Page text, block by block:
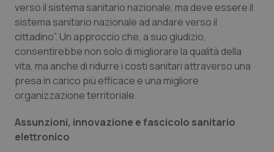
verso il sistema sanitario nazionale, ma deve essere il
sistema sanitario nazionale ad andare verso il
cittadino”. Un approccio che, a suo giudizio,
consentirebbe non solo di migliorare la qualità della
vita, ma anche di ridurre i costi sanitari attraverso una
presa in carico più efficace e una migliore
organizzazione territoriale.
Assunzioni, innovazione e fascicolo sanitario
elettronico